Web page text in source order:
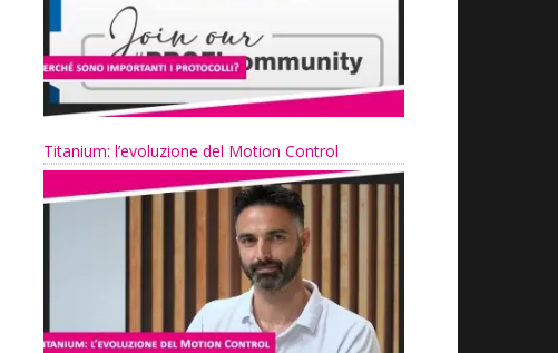
Titanium: l’evoluzione del Motion Control